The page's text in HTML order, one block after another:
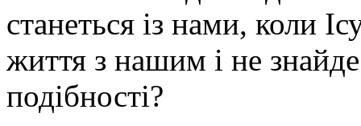
станеться із нами, коли
життя з нашим і не
подібності?